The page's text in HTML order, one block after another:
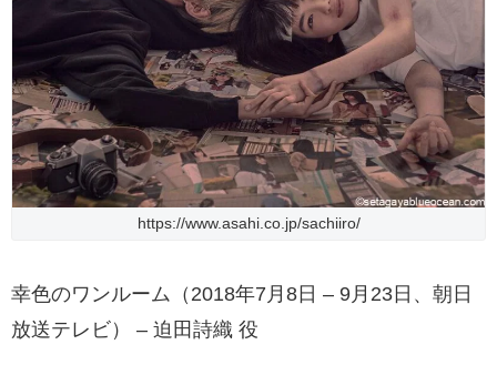
https://www.asahi.co.jp/sachiiro/
幸色のワンルーム（2018年7月8日 – 9月23日、朝日
放送テレビ） – 迫田詩織 役